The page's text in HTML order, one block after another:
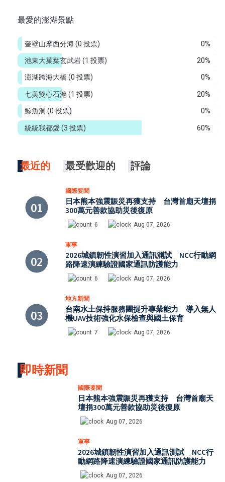
最愛的澎湖景點
0%
奎壁山摩西分海(0 投票)
20%
池東大菓葉玄武岩(1 投票)
0%
澎湖跨海大橋(0 投票)
20%
七美雙心石滬 (1 投票)
0%
鯨魚洞 (0 投票)
60%
統統我都愛 (3 投票)
最近的 最受歡迎的 評論
國際要聞
日本熊本強震賑災再獲支持 台灣首廟天壇捐
300萬元善款協助災後復原
6 Aug 07, 2026
軍事
2026城鎮韌性演習加入通訊測試 NCC行動網
路降速演練驗證國家通訊防護能力
6 Aug 07, 2026
地方新聞
台南水土保持服務團提升專業能力 導入無人
機UAV技術強化水保檢查與國土保育
7 Aug 07, 2026
即時新聞
國際要聞
日本熊本強震賑災再獲支持 台灣首廟天
壇捐300萬元善款協助災後復原
Aug 07, 2026
軍事
2026城鎮韌性演習加入通訊測試 NCC行
動網路降速演練驗證國家通訊防護能力
Aug 07, 2026